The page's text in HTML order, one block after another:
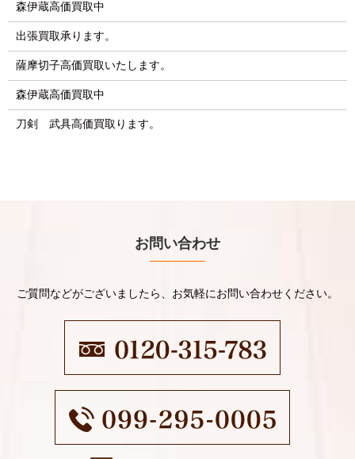
森伊蔵高価買取中
出張買取承ります。
薩摩切子高価買取いたします。
森伊蔵高価買取中
刀剣 武具高価買取ります。
お問い合わせ
ご質問などがございましたら、お気軽にお問い合わせください。